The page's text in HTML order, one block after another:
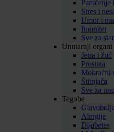
Pamćenje
Stres i
Umor i
Imunitet
Sve za
Unutarnji organi
Jetra i žuć
Prostata
Mokraćni
Štitnjača
Sve za
Tegobe
Glavobolja
Alergije
Dijabetes